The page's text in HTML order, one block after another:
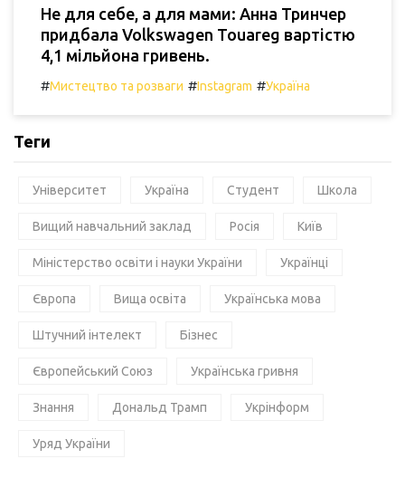
Не для себе, а для мами: Анна Тринчер
придбала Volkswagen Touareg вартістю
4,1 мільйона гривень.
#Мистецтво та розваги #Instagram #Україна
Теги
Університет Україна Студент Школа
Вищий навчальний заклад Росія Київ
Міністерство освіти і науки України Українці
Європа Вища освіта Українська мова
Штучний інтелект Бізнес
Європейський Союз Українська гривня
Знання Дональд Трамп Укрінформ
Уряд України